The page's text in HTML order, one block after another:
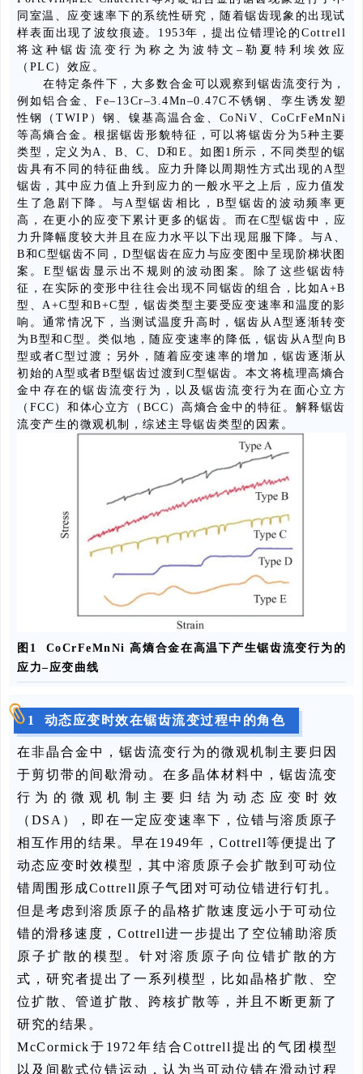
同室温、应变速率下的系统性研究，随着锯齿现象的出现试
样表面出现了波纹痕迹。1953年，提出位错理论的Cottrell
将这种锯齿流变行为称之为波特文–勒夏特利埃效应
（PLC）效应。
在特定条件下，大多数合金可以观察到锯齿流变行为，
例如铝合金、Fe–13Cr–3.4Mn–0.47C不锈钢、孪生诱发塑
性钢（TWIP）钢、镍基高温合金、CoNiV、CoCrFeMnNi
等高熵合金。根据锯齿形貌特征，可以将锯齿分为5种主要
类型，定义为A、B、C、D和E。如图1所示，不同类型的锯
齿具有不同的特征曲线。应力升降以周期性方式出现的A型
锯齿，其中应力值上升到应力的一般水平之上后，应力值发
生了急剧下降。与A型锯齿相比，B型锯齿的波动频率更
高，在更小的应变下累计更多的锯齿。而在C型锯齿中，应
力升降幅度较大并且在应力水平以下出现屈服下降。与A、
B和C型锯齿不同，D型锯齿在应力与应变图中呈现阶梯状图
案。E型锯齿显示出不规则的波动图案。除了这些锯齿特
征，在实际的变形中往往会出现不同锯齿的组合，比如A+B
型、A+C型和B+C型，锯齿类型主要受应变速率和温度的影
响。通常情况下，当测试温度升高时，锯齿从A型逐渐转变
为B型和C型。类似地，随应变速率的降低，锯齿从A型向B
型或者C型过渡；另外，随着应变速率的增加，锯齿逐渐从
初始的A型或者B型锯齿过渡到C型锯齿。本文将梳理高熵合
金中存在的锯齿流变行为，以及锯齿流变行为在面心立方
（FCC）和体心立方（BCC）高熵合金中的特征。解释锯齿
流变产生的微观机制，综述主导锯齿类型的因素。
图1 CoCrFeMnNi 高熵合金在高温下产生锯齿流变行为的
应力–应变曲线
1 动态应变时效在锯齿流变过程中的角色
在非晶合金中，锯齿流变行为的微观机制主要归因
于剪切带的间歇滑动。在多晶体材料中，锯齿流变
行为的微观机制主要归结为动态应变时效
（DSA），即在一定应变速率下，位错与溶质原子
相互作用的结果。早在1949年，Cottrell等便提出了
动态应变时效模型，其中溶质原子会扩散到可动位
错周围形成Cottrell原子气团对可动位错进行钉扎。
但是考虑到溶质原子的晶格扩散速度远小于可动位
错的滑移速度，Cottrell进一步提出了空位辅助溶质
原子扩散的模型。针对溶质原子向位错扩散的方
式，研究者提出了一系列模型，比如晶格扩散、空
位扩散、管道扩散、跨核扩散等，并且不断更新了
研究的结果。
McCormick于1972年结合Cottrell提出的气团模型
以及间歇式位错运动，认为当可动位错在滑动过程